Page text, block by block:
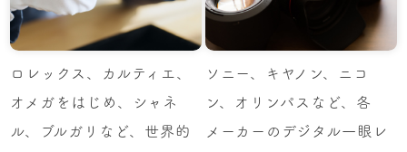
ロレックス、カルティエ、
オメガをはじめ、シャネ
ル、ブルガリなど、世界的
ソニー、キヤノン、ニコ
ン、オリンパスなど、各
メーカーのデジタル一眼レ